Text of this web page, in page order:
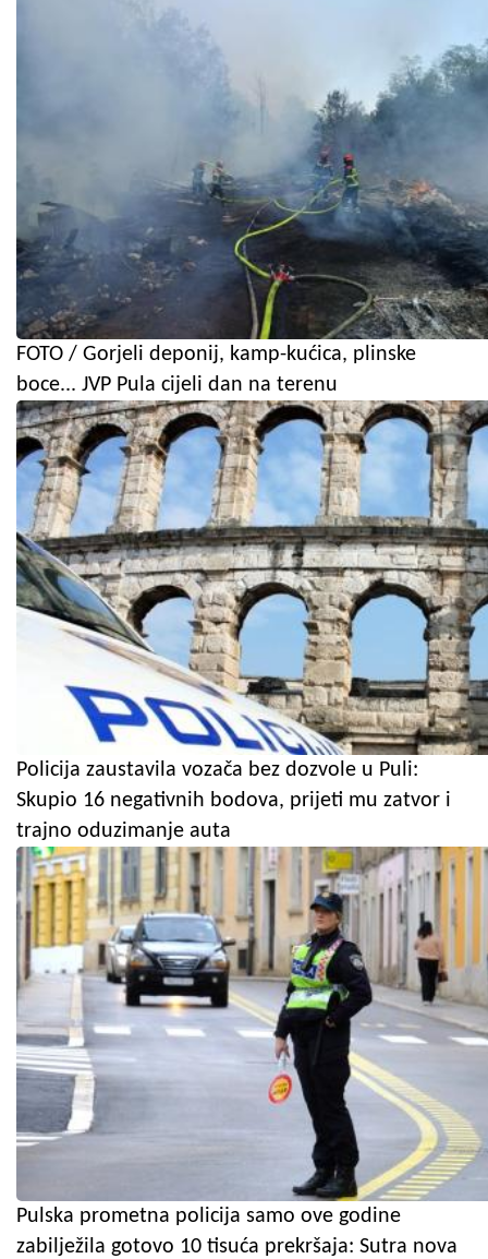
FOTO / Gorjeli deponij, kamp-kućica, plinske
boce... JVP Pula cijeli dan na terenu
Policija zaustavila vozača bez dozvole u Puli:
Skupio 16 negativnih bodova, prijeti mu zatvor i
trajno oduzimanje auta
Pulska prometna policija samo ove godine
zabilježila gotovo 10 tisuća prekršaja: Sutra nova